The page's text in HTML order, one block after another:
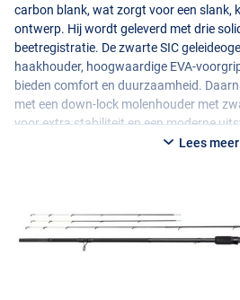
carbon blank, wat zorgt voor een slank,
ontwerp. Hij wordt geleverd met drie
beetregistratie. De zwarteSIC
haakhouder, hoogwaardige EVA-
bieden comfort en duurzaamheid.
met een down-lock molenhouder met
voor extra stabiliteit en een moderne
Lees meer